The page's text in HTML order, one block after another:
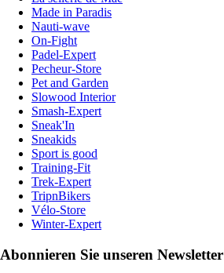
Made in Paradis
Nauti-wave
On-Fight
Padel-Expert
Pecheur-Store
Pet and Garden
Slowood Interior
Smash-Expert
Sneak'In
Sneakids
Sport is good
Training-Fit
Trek-Expert
TripnBikers
Vélo-Store
Winter-Expert
Abonnieren Sie unseren Newsletter